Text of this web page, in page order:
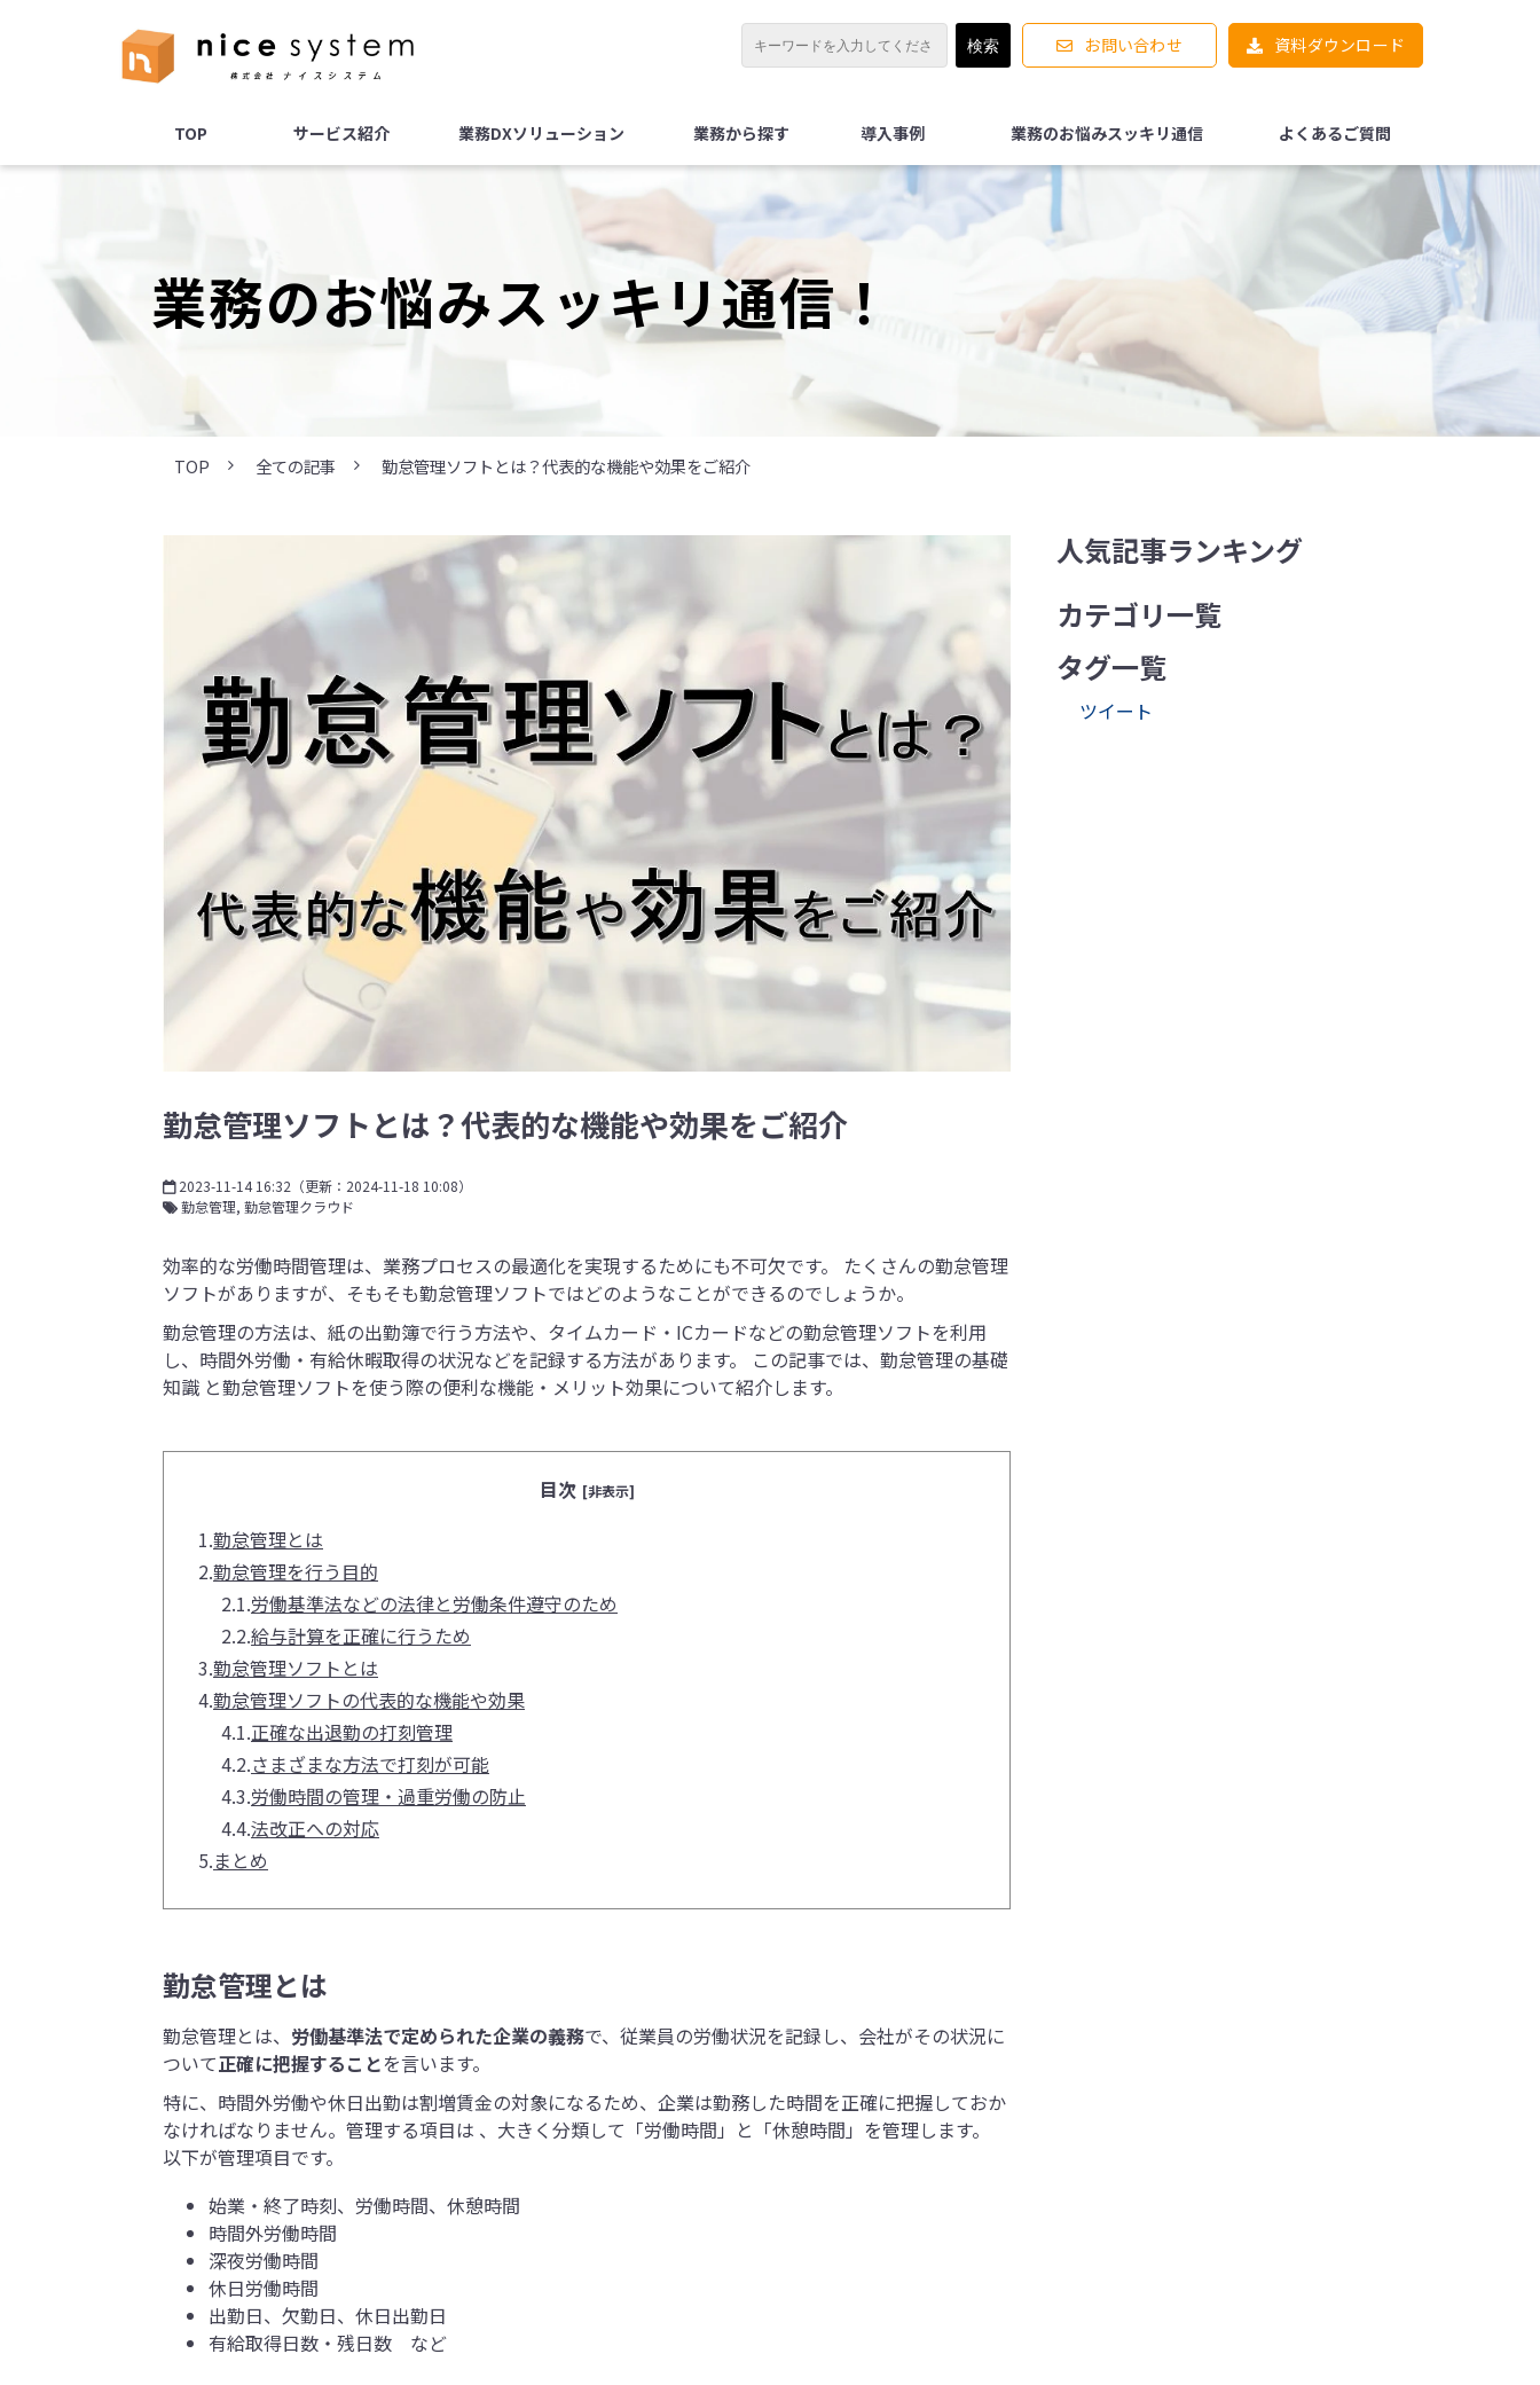
お問い合わせ 資料ダウンロード
TOP サービス紹介 業務DXソリューション 業務から探す 導入事例 業務のお悩みスッキリ通信 よくあるご質問
業務のお悩みスッキリ通信！
TOP 全ての記事 勤怠管理ソフトとは？代表的な機能や効果をご紹介
勤怠管理ソフトとは？代表的な機能や効果をご紹介
2023-11-14 16:32 （更新： 2024-11-18 10:08）
勤怠管理 勤怠管理クラウド
効率的な労働時間管理は、業務プロセスの最適化を実現するためにも不可欠です。 たくさんの勤怠管理
ソフトがありますが、そもそも勤怠管理ソフトではどのようなことができるのでしょうか。
勤怠管理の方法は、紙の出勤簿で行う方法や、タイムカード・ICカードなどの勤怠管理ソフトを利用
し、時間外労働・有給休暇取得の状況などを記録する方法があります。 この記事では、勤怠管理の基礎
知識 と勤怠管理ソフトを使う際の便利な機能・メリット効果について紹介します。
目次 [非表示]
1.勤怠管理とは
2.勤怠管理を行う目的
2.1.労働基準法などの法律と労働条件遵守のため
2.2.給与計算を正確に行うため
3.勤怠管理ソフトとは
4.勤怠管理ソフトの代表的な機能や効果
4.1.正確な出退勤の打刻管理
4.2.さまざまな方法で打刻が可能
4.3.労働時間の管理・過重労働の防止
4.4.法改正への対応
5.まとめ
勤怠管理とは
勤怠管理とは、 労働基準法で定められた企業の義務で、従業員の労働状況を記録し、会社がその状況に
ついて正確に把握することを言います。
特に、時間外労働や休日出勤は割増賃金の対象になるため、企業は勤務した時間を正確に把握しておか
なければなりません。管理する項目は 、大きく分類して「労働時間」と「休憩時間」を管理します。
以下が管理項目です。
始業・終了時刻、労働時間、休憩時間
時間外労働時間
深夜労働時間
休日労働時間
出勤日、欠勤日、休日出勤日
有給取得日数・残日数 など
人気記事ランキング
カテゴリ一覧
タグ一覧
ツイート